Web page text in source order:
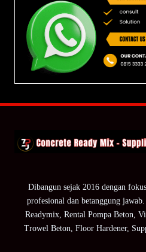
Dibangun sejak 2016 dengan
profesional dan betanggung
Readymix, Rental Pompa Beton,
Trowel Beton, Floor Hardener,